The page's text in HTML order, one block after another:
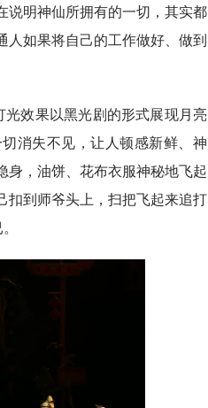
说明神仙所拥有的一切，其实都
人如果将自己的工作做好、做到
光效果以黑光剧的形式展现月亮
消失不见，让人顿感新鲜、神
身，油饼、花布衣服神秘地飞起
扣到师爷头上，扫把飞起来追打